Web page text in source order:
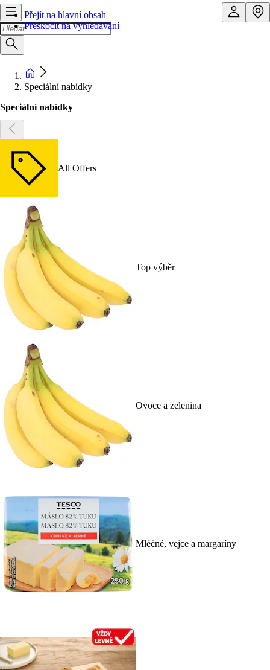
Přejít na hlavní obsah
Přeskočit na vyhledávání
Speciální nabídky
Speciální nabídky
All Offers
Top výběr
Ovoce a zelenina
Mléčné, vejce a margaríny